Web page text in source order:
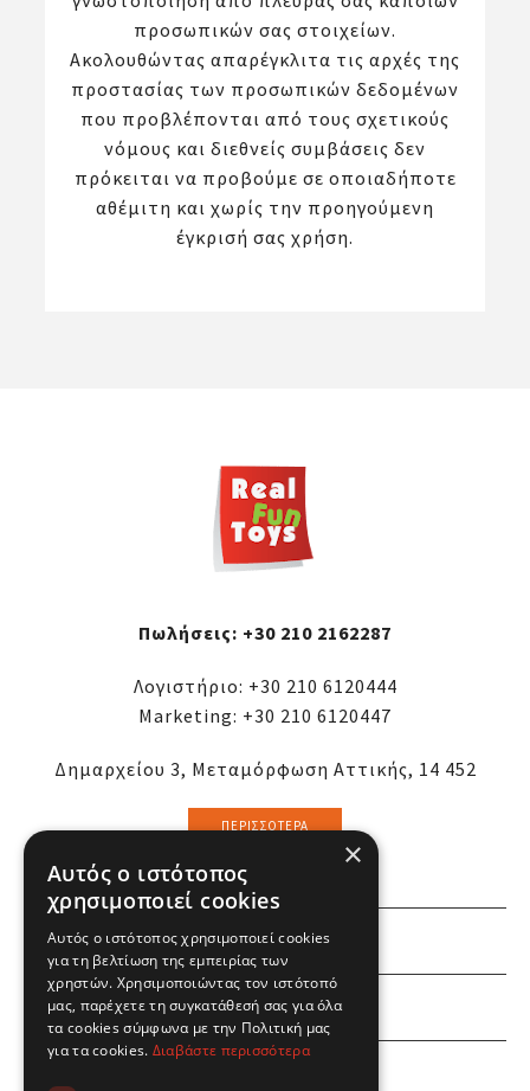
προσωπικών σας στοιχείων.
Ακολουθώντας απαρέγκλιτα τις αρχές της
προστασίας των προσωπικών δεδομένων
που προβλέπονται από τους σχετικούς
νόμους και διεθνείς συμβάσεις δεν
πρόκειται να προβούμε σε οποιαδήποτε
αθέμιτη και χωρίς την προηγούμενη
έγκρισή σας χρήση.
Πωλήσεις: +30 210 2162287
Λογιστήριο: +30 210 6120444
Marketing: +30 210 6120447
Δημαρχείου 3, Μεταμόρφωση Αττικής, 14 452
ΠΕΡΙΣΣΌΤΕΡΑ
ΕΜΕΙΣ
ΕΣΕΙΣ
×
Αυτός ο ιστότοπος
χρησιμοποιεί cookies
Αυτός ο ιστότοπος χρησιμοποιεί cookies
για τη βελτίωση της εμπειρίας των
χρηστών. Χρησιμοποιώντας τον ιστότοπό
μας, παρέχετε τη συγκατάθεσή σας για όλα
τα cookies σύμφωνα με την Πολιτική μας
για τα cookies. Διαβάστε περισσότερα